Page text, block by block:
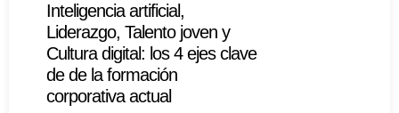
Inteligencia artificial,
Liderazgo, Talento joven y
Cultura digital: los 4 ejes clave
de de la formación
corporativa actual